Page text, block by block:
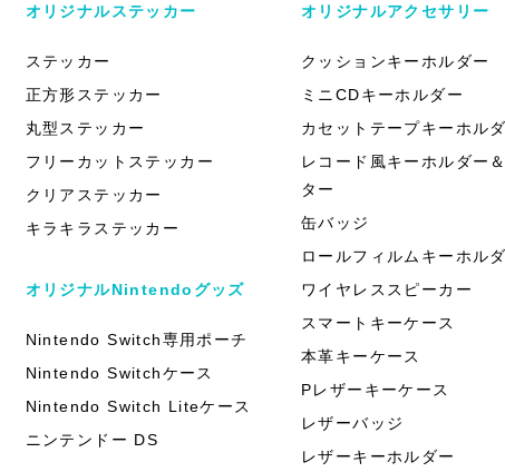
オリジナルステッカー
ステッカー
正方形ステッカー
丸型ステッカー
フリーカットステッカー
クリアステッカー
キラキラステッカー
オリジナルNintendoグッズ
Nintendo Switch専用ポーチ
Nintendo Switchケース
Nintendo Switch Liteケース
ニンテンドー DS
オリジナルアクセサリー
クッションキーホルダー
ミニCDキーホルダー
カセットテープキーホル
レコード風キーホルダー
ター
缶バッジ
ロールフィルムキーホル
ワイヤレススピーカー
スマートキーケース
本革キーケース
Pレザーキーケース
レザーバッジ
レザーキーホルダー